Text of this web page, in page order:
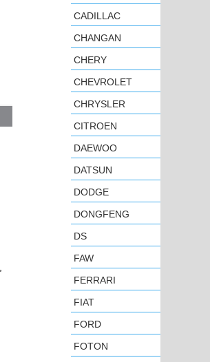
CADILLAC
CHANGAN
CHERY
CHEVROLET
CHRYSLER
CITROEN
DAEWOO
DATSUN
DODGE
DONGFENG
DS
FAW
FERRARI
FIAT
FORD
FOTON